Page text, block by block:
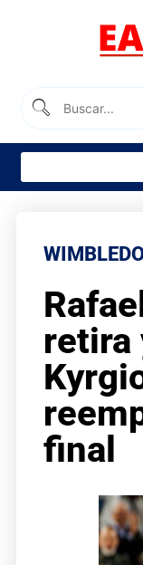
retira
final